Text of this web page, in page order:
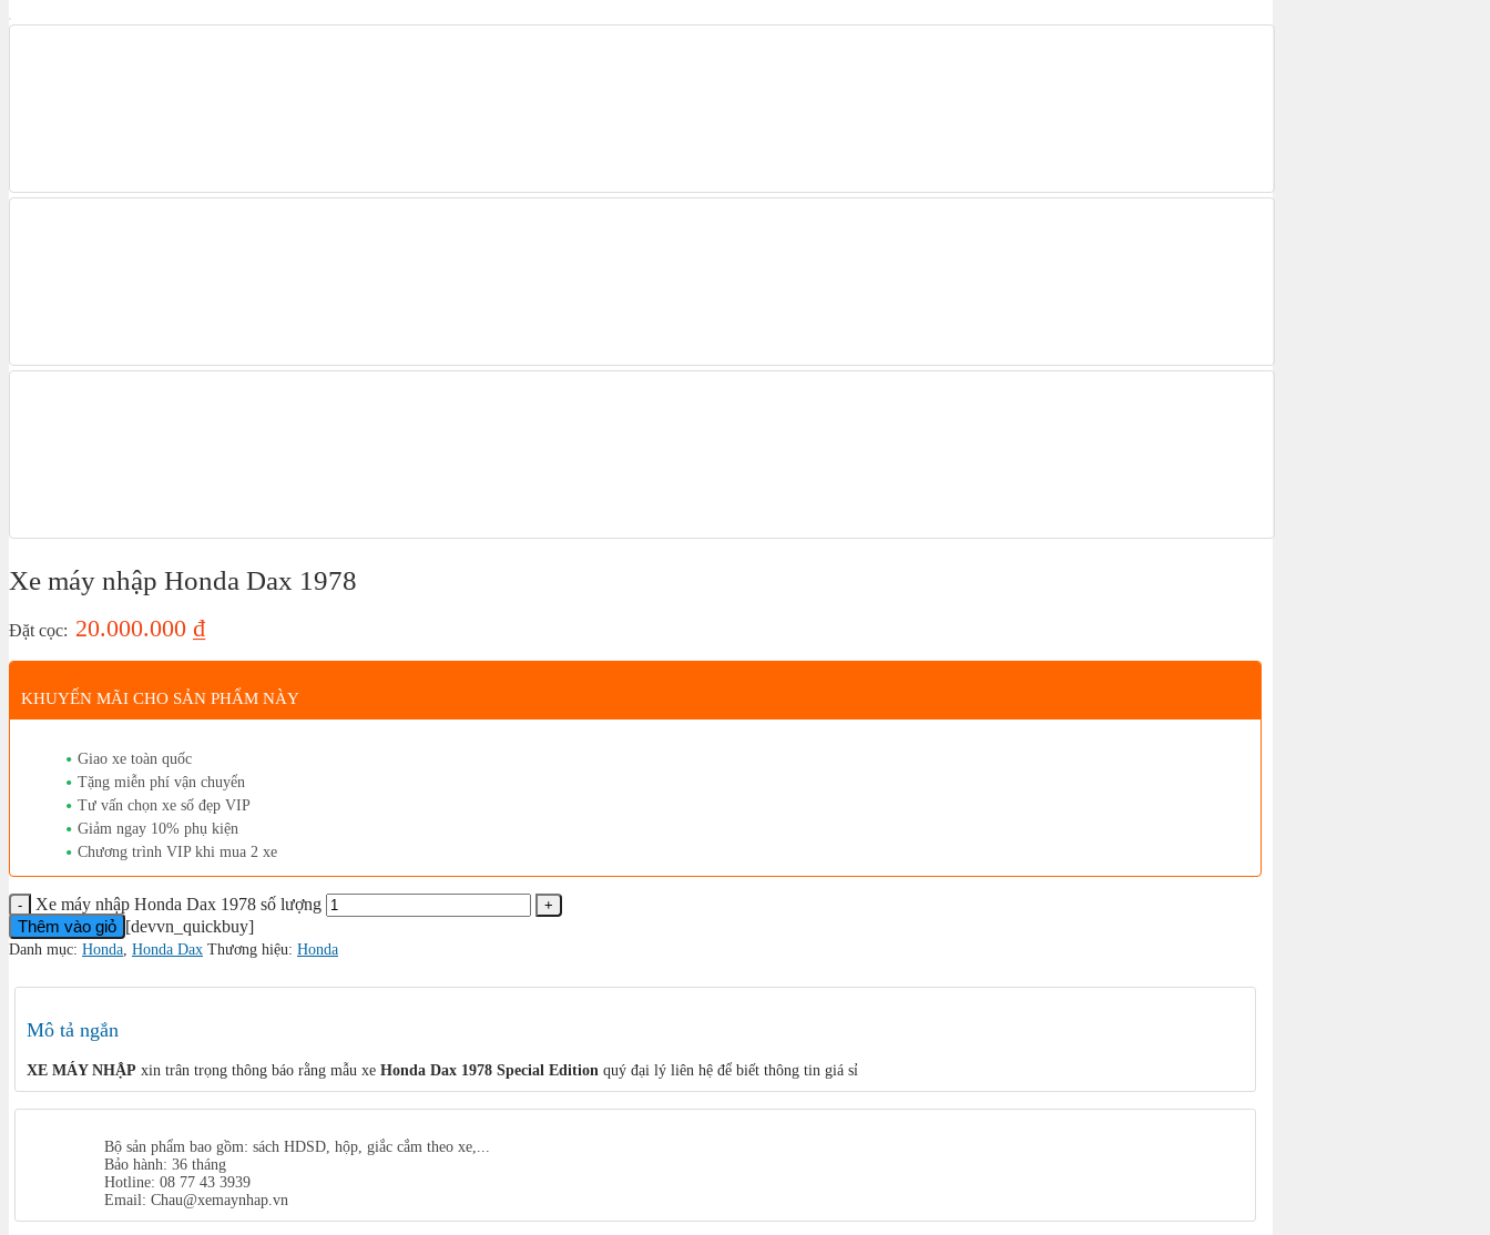
Xe máy nhập Honda Dax 1978
Đặt cọc: 20.000.000 ₫
KHUYẾN MÃI CHO SẢN PHẨM NÀY
Giao xe toàn quốc
Tặng miễn phí vận chuyển
Tư vấn chọn xe số đẹp VIP
Giảm ngay 10% phụ kiện
Chương trình VIP khi mua 2 xe
Xe máy nhập Honda Dax 1978 số lượng
Thêm vào giỏ [devvn_quickbuy]
Danh mục: Honda, Honda Dax Thương hiệu: Honda
Mô tả ngắn
XE MÁY NHẬP xin trân trọng thông báo rằng mẫu xe Honda Dax 1978 Special Edition quý đại lý liên hệ để biết thông tin giá sỉ
Bộ sản phẩm bao gồm: sách HDSD, hộp, giắc cắm theo xe,...
Bảo hành: 36 tháng
Hotline: 08 77 43 3939
Email: Chau@xemaynhap.vn